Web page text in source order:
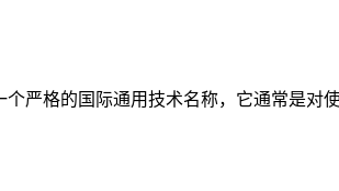
个严格的国际通用技术名称，它通常是